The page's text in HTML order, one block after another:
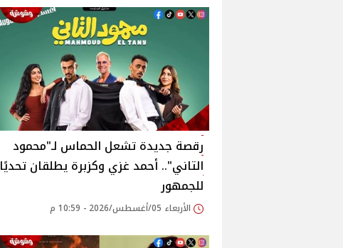
رقصة جديدة تشعل الحماس لـ"محمود
التاني".. أحمد غزي وكزبرة يطلقان تحديًا
للجمهور
الأربعاء 05/أغسطس/2026 - 10:59 م